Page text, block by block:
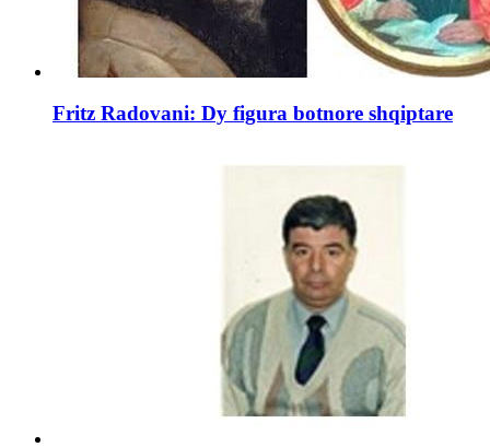
Fritz Radovani: Dy figura botnore shqiptare